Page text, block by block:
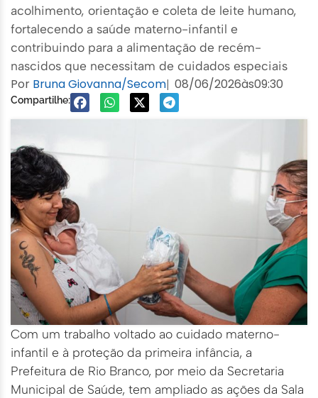
acolhimento, orientação e coleta de leite humano,
fortalecendo a saúde materno-infantil e
contribuindo para a alimentação de recém-
nascidos que necessitam de cuidados especiais
Por Bruna Giovanna/Secom| 08/06/2026às09:30
Compartilhe:
Com um trabalho voltado ao cuidado materno-
infantil e à proteção da primeira infância, a
Prefeitura de Rio Branco, por meio da Secretaria
Municipal de Saúde, tem ampliado as ações da Sala